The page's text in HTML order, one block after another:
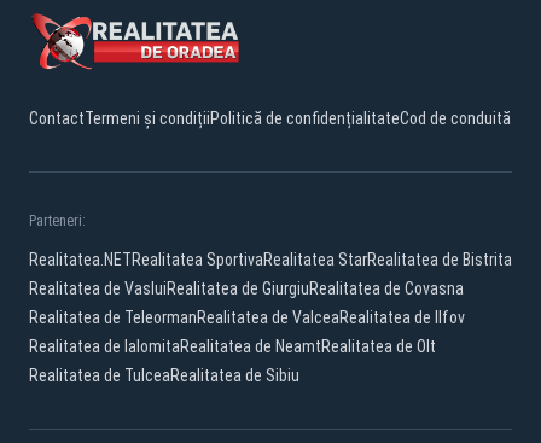
ContactTermeni și condițiiPolitică de confidențialitateCod de conduită
Parteneri:
Realitatea.NETRealitatea SportivaRealitatea StarRealitatea de Bistrita
Realitatea de VasluiRealitatea de GiurgiuRealitatea de Covasna
Realitatea de TeleormanRealitatea de ValceaRealitatea de Ilfov
Realitatea de IalomitaRealitatea de NeamtRealitatea de Olt
Realitatea de TulceaRealitatea de Sibiu